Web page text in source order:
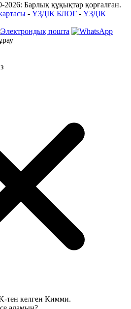
Барлық құқықтар қорғалған.
- ҮЗДІК БЛОГ - ҮЗДІК
тен келген Кимми.